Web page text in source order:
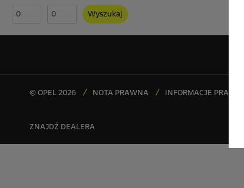
Wyszukaj
© OPEL 2026 NOTA PRAWNA INFORMACJE PRAWNE
ZNAJDŹ DEALERA